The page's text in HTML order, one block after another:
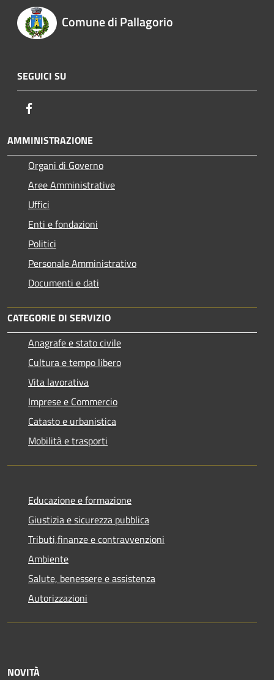
Comune di Pallagorio
SEGUICI SU
AMMINISTRAZIONE
Organi di Governo
Aree Amministrative
Uffici
Enti e fondazioni
Politici
Personale Amministrativo
Documenti e dati
CATEGORIE DI SERVIZIO
Anagrafe e stato civile
Cultura e tempo libero
Vita lavorativa
Imprese e Commercio
Catasto e urbanistica
Mobilità e trasporti
Educazione e formazione
Giustizia e sicurezza pubblica
Tributi,finanze e contravvenzioni
Ambiente
Salute, benessere e assistenza
Autorizzazioni
NOVITÀ